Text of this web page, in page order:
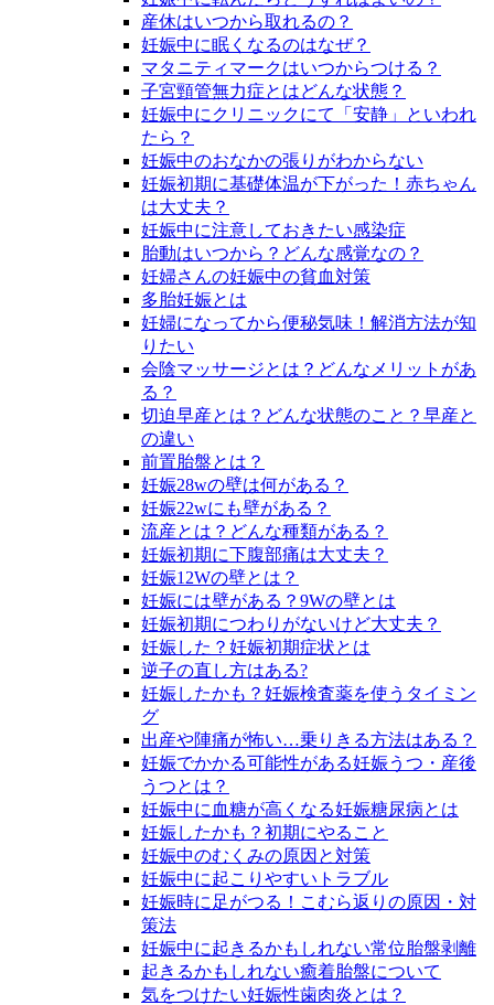
産休はいつから取れるの？
妊娠中に眠くなるのはなぜ？
マタニティマークはいつからつける？
子宮頸管無力症とはどんな状態？
妊娠中にクリニックにて「安静」といわれ
たら？
妊娠中のおなかの張りがわからない
妊娠初期に基礎体温が下がった！赤ちゃん
は大丈夫？
妊娠中に注意しておきたい感染症
胎動はいつから？どんな感覚なの？
妊婦さんの妊娠中の貧血対策
多胎妊娠とは
妊婦になってから便秘気味！解消方法が知
りたい
会陰マッサージとは？どんなメリットがあ
る？
切迫早産とは？どんな状態のこと？早産と
の違い
前置胎盤とは？
妊娠28wの壁は何がある？
妊娠22wにも壁がある？
流産とは？どんな種類がある？
妊娠初期に下腹部痛は大丈夫？
妊娠12Wの壁とは？
妊娠には壁がある？9Wの壁とは
妊娠初期につわりがないけど大丈夫？
妊娠した？妊娠初期症状とは
逆子の直し方はある?
妊娠したかも？妊娠検査薬を使うタイミン
グ
出産や陣痛が怖い…乗りきる方法はある？
妊娠でかかる可能性がある妊娠うつ・産後
うつとは？
妊娠中に血糖が高くなる妊娠糖尿病とは
妊娠したかも？初期にやること
妊娠中のむくみの原因と対策
妊娠中に起こりやすいトラブル
妊娠時に足がつる！こむら返りの原因・対
策法
妊娠中に起きるかもしれない常位胎盤剥離
起きるかもしれない癒着胎盤について
気をつけたい妊娠性歯肉炎とは？